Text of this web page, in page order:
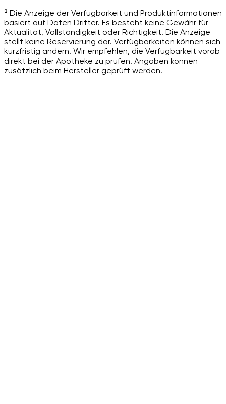
³ Die Anzeige der Verfügbarkeit und Produktinformationen
basiert auf Daten Dritter. Es besteht keine Gewähr für
Aktualität, Vollständigkeit oder Richtigkeit. Die Anzeige
stellt keine Reservierung dar. Verfügbarkeiten können sich
kurzfristig ändern. Wir empfehlen, die Verfügbarkeit vorab
direkt bei der Apotheke zu prüfen. Angaben können
zusätzlich beim Hersteller geprüft werden.